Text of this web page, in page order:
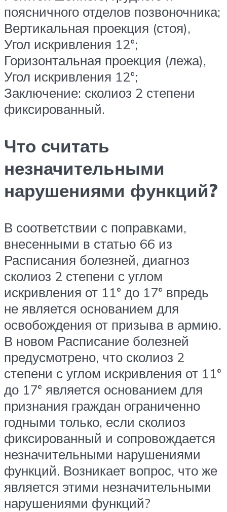
поясничного отделов позвоночника;
Вертикальная проекция (стоя),
Угол искривления 12°;
Горизонтальная проекция (лежа),
Угол искривления 12°;
Заключение: сколиоз 2 степени
фиксированный.
Что считать
незначительными
нарушениями функций?
В соответствии с поправками,
внесенными в статью 66 из
Расписания болезней, диагноз
сколиоз 2 степени с углом
искривления от 11° до 17° впредь
не является основанием для
освобождения от призыва в армию.
В новом Расписание болезней
предусмотрено, что сколиоз 2
степени с углом искривления от 11°
до 17° является основанием для
признания граждан ограниченно
годными только, если сколиоз
фиксированный и сопровождается
незначительными нарушениями
функций. Возникает вопрос, что же
является этими незначительными
нарушениями функций?